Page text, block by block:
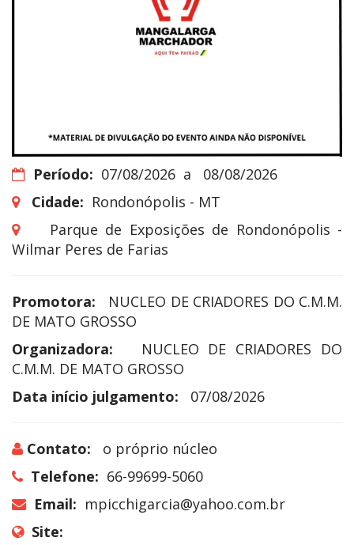
Período: 07/08/2026 a 08/08/2026
Cidade: Rondonópolis - MT
Parque de Exposições de Rondonópolis -
Wilmar Peres de Farias
Promotora:
NUCLEO DE CRIADORES DO C.M.M.
DE MATO GROSSO
Organizadora:
NUCLEO DE CRIADORES DO
C.M.M. DE MATO GROSSO
Data início julgamento:
07/08/2026
Contato:
o próprio núcleo
Telefone: 66-99699-5060
Email: mpicchigarcia@yahoo.com.br
Site: